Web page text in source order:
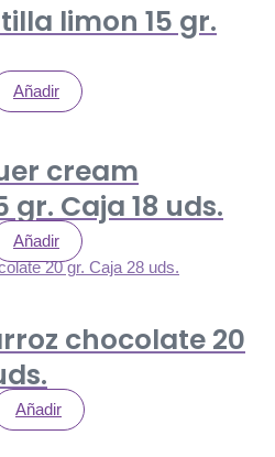
limon 15 gr.
Añadir
cream
gr. Caja 18 uds.
Añadir
chocolate 20
Añadir